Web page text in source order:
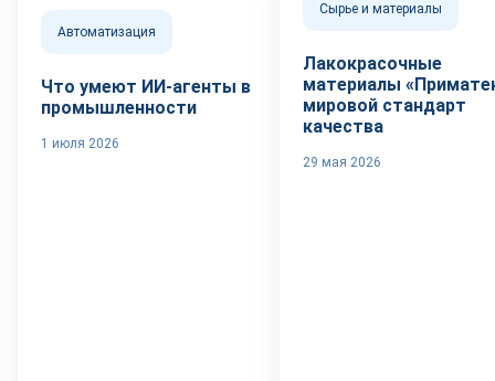
Автоматизация
Что умеют ИИ-агенты в
промышленности
1 июля 2026
Сырье и материалы
Лакокрасочные
материалы
мировой стандарт
качества
29 мая 2026